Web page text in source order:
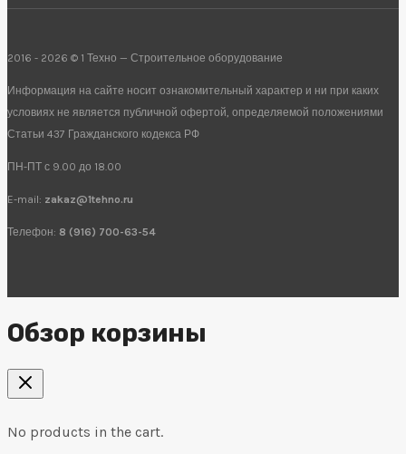
2016 - 2026 © 1 Техно — Строительное оборудование
Информация на сайте носит ознакомительный характер и ни при каких
условиях не является публичной офертой, определяемой положениями
Статьи 437 Гражданского кодекса РФ
ПН-ПТ с 9.00 до 18.00
E-mail: zakaz@1tehno.ru
Телефон: 8 (916) 700-63-54
Обзор корзины
No products in the cart.